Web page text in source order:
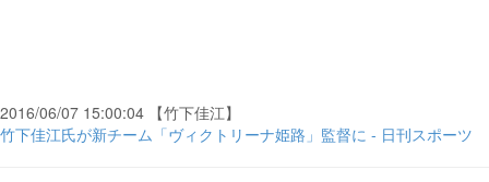
2016/06/07 15:00:04 【竹下佳江】
竹下佳江氏が新チーム「ヴィクトリーナ姫路」監督に - 日刊スポーツ